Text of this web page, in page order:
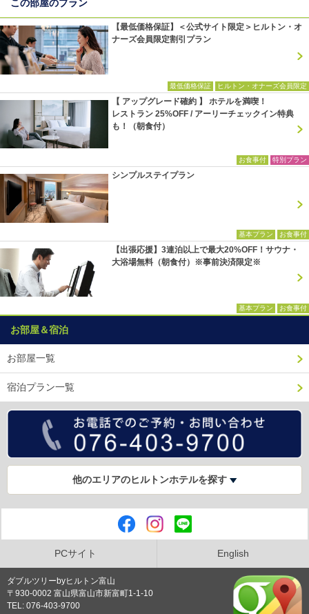
この部屋のプラン
【最低価格保証】＜公式サイト限定＞ヒルトン・オ
ナーズ会員限定割引プラン
最低価格保証 ヒルトン・オナーズ会員限定
【 アップグレード確約 】 ホテルを満喫！
レストラン 25%OFF / アーリーチェックイン特典
も！（朝食付）
お食事付 特別プラン
シンプルステイプラン
基本プラン お食事付
【出張応援】3連泊以上で最大20%OFF！サウナ・
大浴場無料（朝食付）※事前決済限定※
基本プラン お食事付
お部屋＆宿泊
お部屋一覧
宿泊プラン一覧
他のエリアのヒルトンホテルを探す
PCサイト English
ダブルツリーbyヒルトン富山
〒930-0002 富山県富山市新富町1-1-10
TEL: 076-403-9700